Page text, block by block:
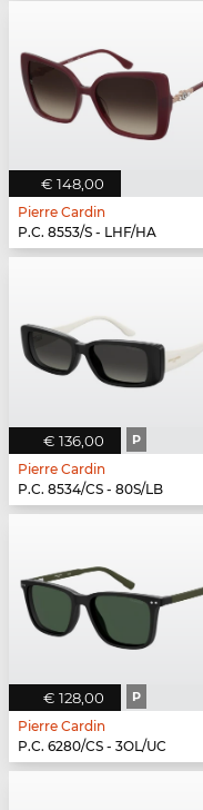
€ 148,00
Pierre Cardin
P.C. 8553/S - LHF/HA
€ 136,00 P
Pierre Cardin
P.C. 8534/CS - 80S/LB
€ 128,00 P
Pierre Cardin
P.C. 6280/CS - 3OL/UC